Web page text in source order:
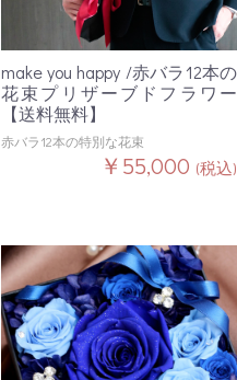
make you happy /赤バラ12本の
花束プリザーブドフラワー
【送料無料】
赤バラ12本の特別な花束
￥55,000 (税込)